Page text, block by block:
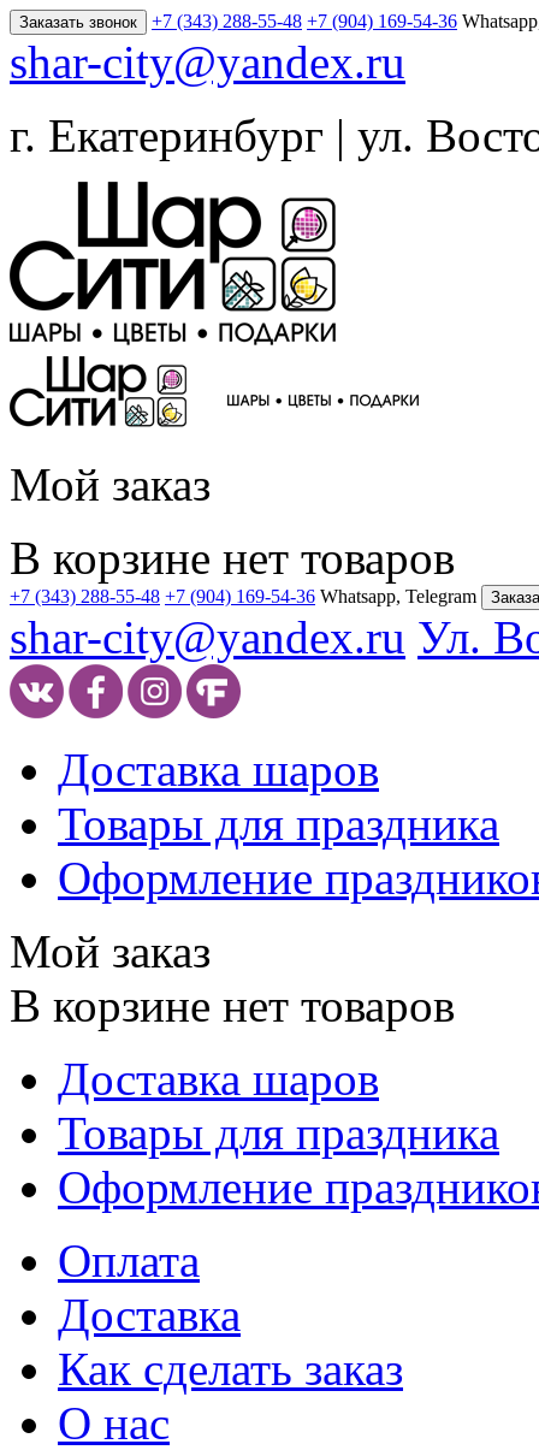
Заказать звонок +7 (343) 288-55-48 +7 (904) 169-54-36
shar-city@yandex.ru
г. Екатеринбург | ул.
Мой заказ
В корзине нет товаров
+7 (343) 288-55-48 +7 (904) 169-54-36 Whatsapp, Telegram
shar-city@yandex.ru Ул.
Доставка шаров
Товары для праздника
Оформление
Мой заказ
В корзине нет товаров
Доставка шаров
Товары для праздника
Оформление
Оплата
Доставка
Как сделать заказ
О нас